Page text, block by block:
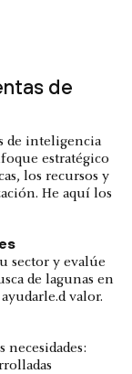
de
de inteligencia
estratégico
los recursos y
He aquí los
sector y evalúe
de lagunas en
valor.
necesidades: